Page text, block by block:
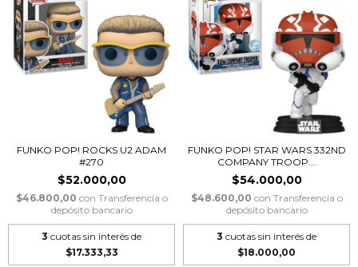
FUNKO POP! ROCKS U2 ADAM
#270
$52.000,00
$46.800,00 con Transferencia o
depósito bancario
3 cuotas sin interés de
$17.333,33
FUNKO POP! STAR WARS 332ND
COMPANY TROOP...
$54.000,00
$48.600,00 con Transferencia o
depósito bancario
3 cuotas sin interés de
$18.000,00